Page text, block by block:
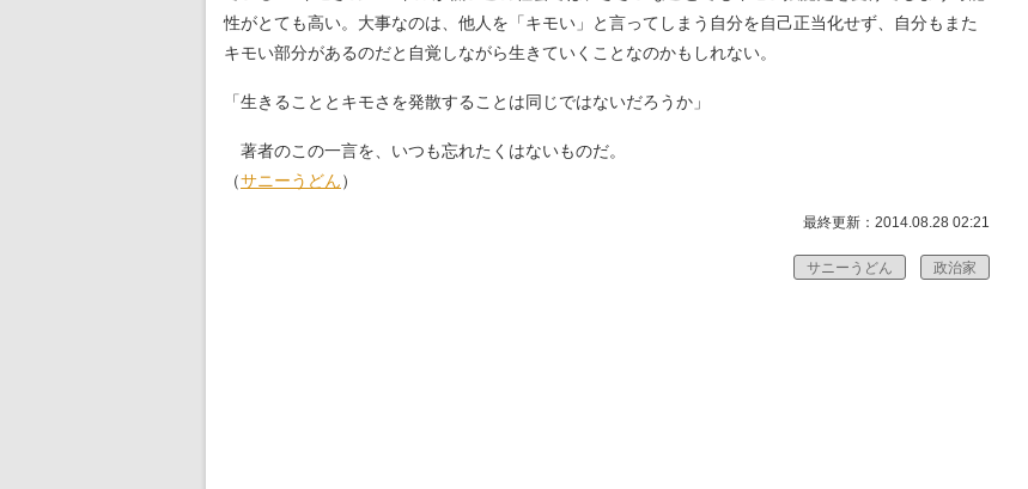
性がとても高い。大事なのは、他人を「キモい」と言ってしまう自分を自己正当化せず、自分もまた
キモい部分があるのだと自覚しながら生きていくことなのかもしれない。
「生きることとキモさを発散することは同じではないだろうか」
著者のこの一言を、いつも忘れたくはないものだ。
（サニーうどん）
最終更新：2014.08.28 02:21
サニーうどん 政治家